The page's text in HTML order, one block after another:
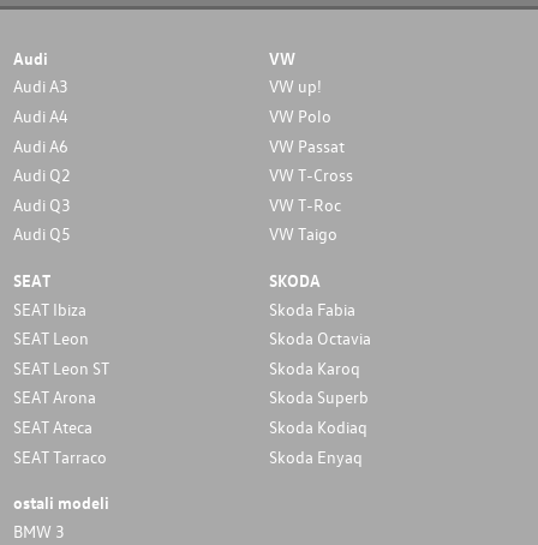
Audi
Audi A3
Audi A4
Audi A6
Audi Q2
Audi Q3
Audi Q5
VW
VW up!
VW Polo
VW Passat
VW T-Cross
VW T-Roc
VW Taigo
SEAT
SEAT Ibiza
SEAT Leon
SEAT Leon ST
SEAT Arona
SEAT Ateca
SEAT Tarraco
SKODA
Skoda Fabia
Skoda Octavia
Skoda Karoq
Skoda Superb
Skoda Kodiaq
Skoda Enyaq
ostali modeli
BMW 3